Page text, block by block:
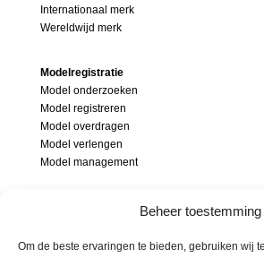
Beheer toestemming
Om de beste ervaringen te bieden, gebruiken wij
Internationaal merk
Wereldwijd merk
Modelregistratie
Model onderzoeken
Model registreren
Model overdragen
Model verlengen
Model management
Modelonderzoek